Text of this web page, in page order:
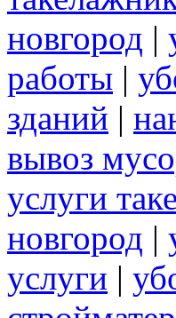
новгород |
работы |
зданий |
вывоз
услуги
новгород |
услуги |